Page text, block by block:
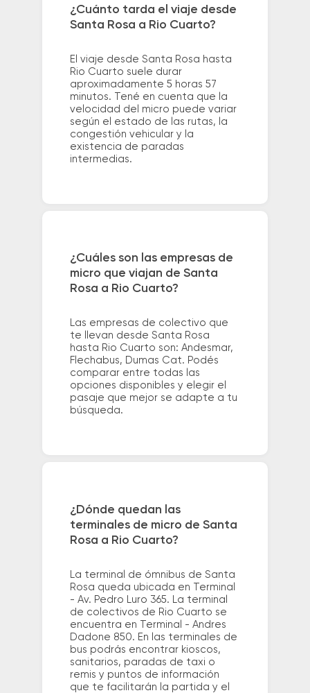
¿Cuánto tarda el viaje desde
Santa Rosa a Rio Cuarto?
El viaje desde Santa Rosa hasta
Rio Cuarto suele durar
aproximadamente 5 horas 57
minutos. Tené en cuenta que la
velocidad del micro puede variar
según el estado de las rutas, la
congestión vehicular y la
existencia de paradas
intermedias.
¿Cuáles son las empresas de
micro que viajan de Santa
Rosa a Rio Cuarto?
Las empresas de colectivo que
te llevan desde Santa Rosa
hasta Rio Cuarto son: Andesmar,
Flechabus, Dumas Cat. Podés
comparar entre todas las
opciones disponibles y elegir el
pasaje que mejor se adapte a tu
búsqueda.
¿Dónde quedan las
terminales de micro de Santa
Rosa a Rio Cuarto?
La terminal de ómnibus de Santa
Rosa queda ubicada en Terminal
- Av. Pedro Luro 365. La terminal
de colectivos de Rio Cuarto se
encuentra en Terminal - Andres
Dadone 850. En las terminales de
bus podrás encontrar kioscos,
sanitarios, paradas de taxi o
remis y puntos de información
que te facilitarán la partida y el